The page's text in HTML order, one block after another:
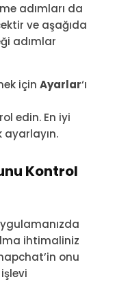
adımları da
ve aşağıda
adımlar
için Ayarlar‘ı
edin. En iyi
ayarlayın.
Kontrol
ihtimaliniz
onu